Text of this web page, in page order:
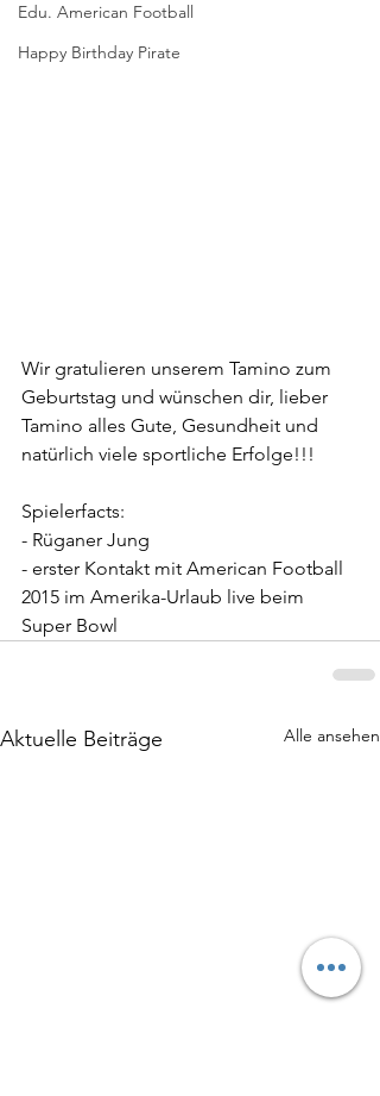
Edu. American Football
Happy Birthday Pirate
Wir gratulieren unserem Tamino zum
Geburtstag und wünschen dir, lieber
Tamino alles Gute, Gesundheit und
natürlich viele sportliche Erfolge!!!
Spielerfacts:
- Rüganer Jung
- erster Kontakt mit American Football
2015 im Amerika-Urlaub live beim
Super Bowl
Aktuelle Beiträge Alle ansehen